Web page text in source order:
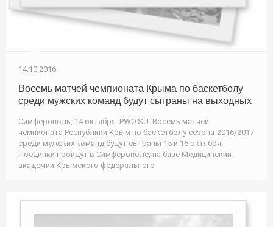
14.10.2016
Восемь матчей чемпионата Крыма по баскетболу
среди мужских команд будут сыграны на выходных
Симферополь, 14 октября. PWO.SU. Восемь матчей
чемпионата Республики Крым по баскетболу сезона-2016/2017
среди мужских команд будут сыграны 15 и 16 октября.
Поединки пройдут в Симферополе, на базе Медицинский
академии Крымского федерального